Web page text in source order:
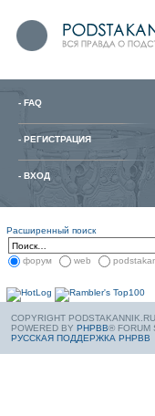
- FAQ
- РЕГИСТРАЦИЯ
- ВХОД
Расширенный поиск
форум web
COPYRIGHT
POWERED BY PHPBB® FORUM
РУССКАЯ ПОДДЕРЖКА PHPBB